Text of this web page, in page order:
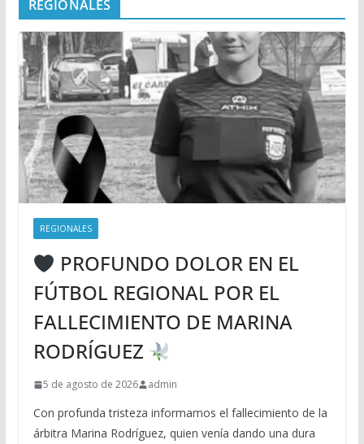
REGIONALES
REGIONALES
PROFUNDO DOLOR EN EL
FÚTBOL REGIONAL POR EL
FALLECIMIENTO DE MARINA
RODRÍGUEZ
5 de agosto de 2026 admin
Con profunda tristeza informamos el fallecimiento de la
árbitra Marina Rodríguez, quien venía dando una dura